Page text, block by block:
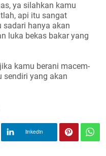
ya silahkan kamu
api itu sangat
sadari hanya akan
luka bekas bakar yang
kamu berani macem-
sendiri yang akan
linkedin